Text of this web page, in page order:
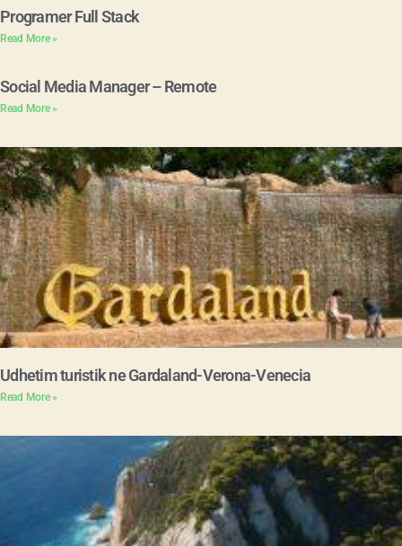
Programer Full Stack
Read More »
Social Media Manager – Remote
Read More »
Udhetim turistik ne Gardaland-Verona-Venecia
Read More »